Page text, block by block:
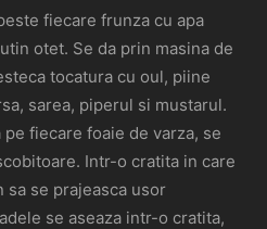
fiecare frunza cu apa
otet. Se da prin masina de
tocatura cu oul, piine
sarea, piperul si mustarul.
fiecare foaie de varza, se
Intr-o cratita in care
sa se prajeasca usor
se aseaza intr-o cratita,